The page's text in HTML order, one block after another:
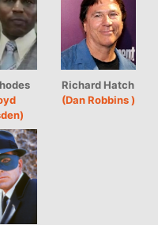
Richard Hatch
(Dan Robbins )